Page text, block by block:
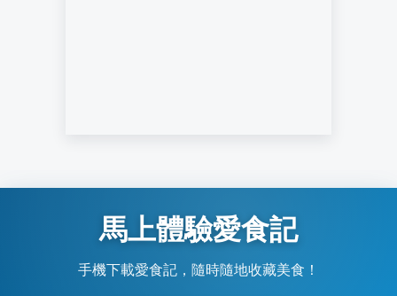
馬上體驗愛食記
手機下載愛食記，隨時隨地收藏美食！